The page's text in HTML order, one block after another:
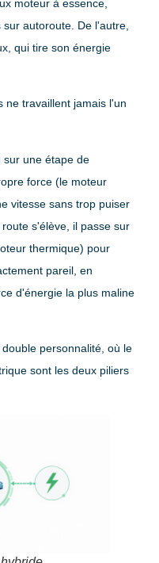
moteur à essence,
autoroute. De l'autre,
qui tire son énergie
travaillent jamais l'un
sur une étape de
force (le moteur
vitesse sans trop puiser
s'élève, il passe sur
thermique) pour
pareil, en
d'énergie la plus maline
personnalité, où le
sont les deux piliers